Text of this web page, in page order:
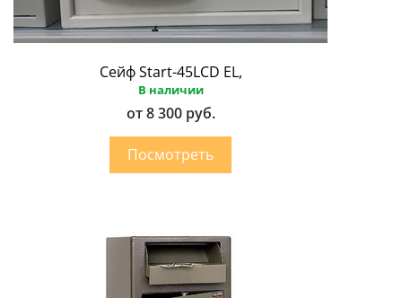
Сейф Start-45LCD EL,
В наличии
от 8 300 руб.